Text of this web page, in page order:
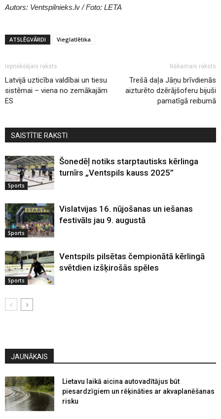
Autors: Ventspilnieks.lv / Foto: LETA
ATSLĒGVĀRDI Vieglatlētika
Iepriekšējais raksts
Latvijā uzticība valdībai un tiesu
sistēmai – viena no zemākajām
ES
Nākamais raksts
Trešā daļa Jāņu brīvdienās
aizturēto dzērājšoferu bijuši
pamatīgā reibumā
SAISTĪTIE RAKSTI
Sports
Šonedēļ notiks starptautisks kērlinga
turnīrs „Ventspils kauss 2025”
Sports
Vislatvijas 16. nūjošanas un iešanas
festivāls jau 9. augustā
Sports
Ventspils pilsētas čempionātā kērlingā
svētdien izšķirošās spēles
JAUNĀKAIS
Lietavu laikā aicina autovadītājus būt
piesardzīgiem un rēķināties ar akvaplanēšanas
risku